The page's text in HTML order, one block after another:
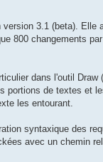
3.1 (beta). Elle
800 changements
dans l'outil Draw
portions de textes et
les entourant.
syntaxique des
avec un chemin